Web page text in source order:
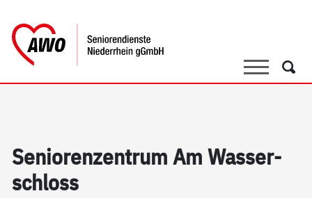
SucheSuche
Se­nio­ren­zen­trum Am Was­ser­
sch­loss